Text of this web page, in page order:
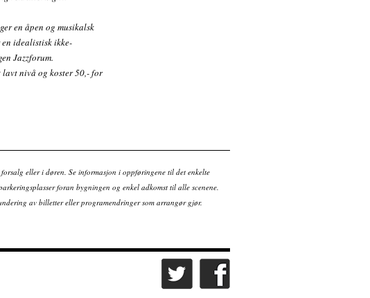
en åpen og musikalsk
en idealistisk ikke-
Jazzforum.
nivå og koster 50,- for
eller i døren. Se informasjon i oppføringene til det enkelte
foran bygningen og enkel adkomst til alle scenene.
av billetter eller programendringer som arrangør gjør.